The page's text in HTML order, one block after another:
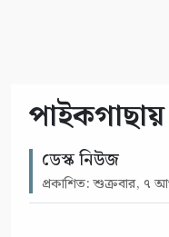
পাইকগাছায়
ডেস্ক নিউজ
প্রকাশিত: শুক্রবার, ৭